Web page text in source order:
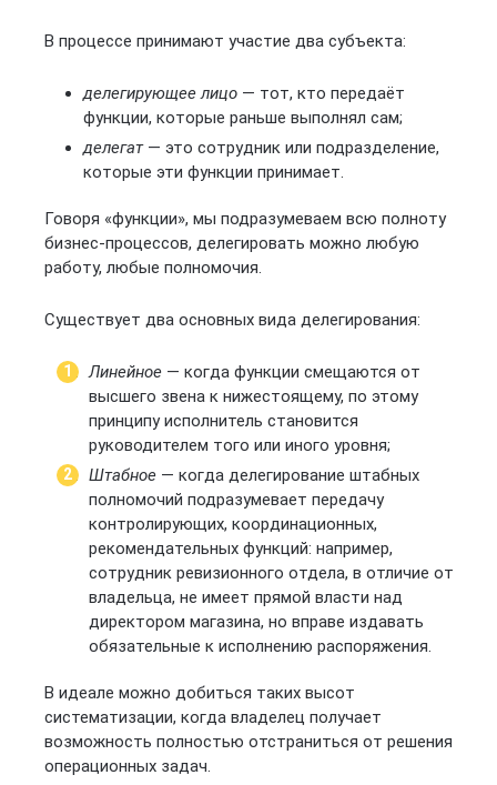
В процессе принимают участие два субъекта:
делегирующее лицо — тот, кто передаёт
функции, которые раньше выполнял сам;
делегат— это сотрудник или подразделение,
которые эти функции принимает.
Говоря «функции», мы подразумеваем всю полноту
бизнес-процессов, делегировать можно любую
работу, любые полномочия.
Существует два основных вида делегирования:
Линейное — когда функции смещаются от
высшего звена к нижестоящему, по этому
принципу исполнитель становится
руководителем того или иного уровня;
Штабное — когда делегирование штабных
полномочий подразумевает передачу
контролирующих, координационных,
рекомендательных функций: например,
сотрудник ревизионного отдела, в отличие от
владельца, не имеет прямой власти над
директором магазина, но вправе издавать
обязательные к исполнению распоряжения.
В идеале можно добиться таких высот
систематизации, когда владелец получает
возможность полностью отстраниться от решения
операционных задач.